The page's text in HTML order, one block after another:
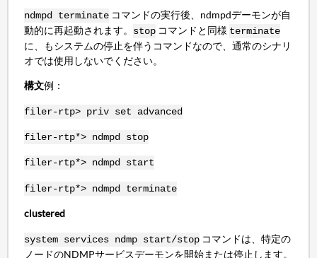
ndmpd terminateコマンドの実行後、ndmpdデーモンが自
動的に再起動されます。 stopコマンドと同様 terminate
に、もシステムの停止を伴うコマンドなので、通常のシナリ
オでは使用しないでください。
構文例：
filer-rtp> priv set advanced
filer-rtp*> ndmpd stop
filer-rtp*> ndmpd start
filer-rtp*> ndmpd terminate
clustered
system services ndmp start/stopコマンドは、特定の
ノードのNDMPサービスデーモンを開始または停止します。